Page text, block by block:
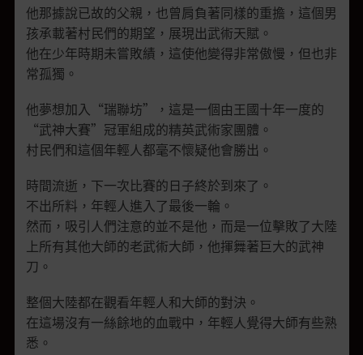
他那據說已故的父親，也曾肩負著同樣的重擔，這個男
孩承載著村民們的期望，展現出武術天賦。
他在少年時期未嘗敗績，這使他變得非常傲慢，但也非
常孤獨。
他夢想加入“瑞聯坊”，這是一個由王國十年一度的
“武神大賽”冠軍組成的精英武術家團體。
村民們和這個年輕人都毫不懷疑他會勝出。
時間流逝，下一次比賽的日子終於到來了。
不出所料，年輕人進入了最後一輪。
然而，吸引人們注意的並不是他，而是一位擊敗了大陸
上所有其他大師的老武術大師，他揮舞著巨大的武神
刀。
整個大陸都在觀看年輕人和大師的對決。
在這場沒有一絲餘地的血戰中，年輕人覺得大師有些熟
悉。